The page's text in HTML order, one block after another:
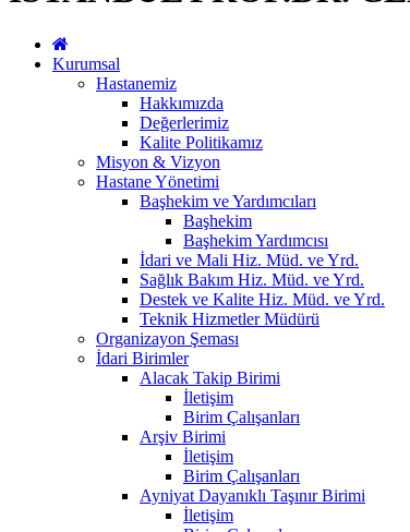
Kurumsal
Hastanemiz
Hakkımızda
Değerlerimiz
Kalite Politikamız
Misyon & Vizyon
Hastane Yönetimi
Başhekim ve Yardımcıları
Başhekim
Başhekim Yardımcısı
İdari ve Mali Hiz. Müd. ve Yrd.
Sağlık Bakım Hiz. Müd. ve Yrd.
Destek ve Kalite Hiz. Müd. ve Yrd.
Teknik Hizmetler Müdürü
Organizayon Şeması
İdari Birimler
Alacak Takip Birimi
İletişim
Birim Çalışanları
Arşiv Birimi
İletişim
Birim Çalışanları
Ayniyat Dayanıklı Taşınır Birimi
İletişim